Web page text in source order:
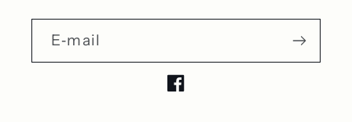
E‑mail
Facebook